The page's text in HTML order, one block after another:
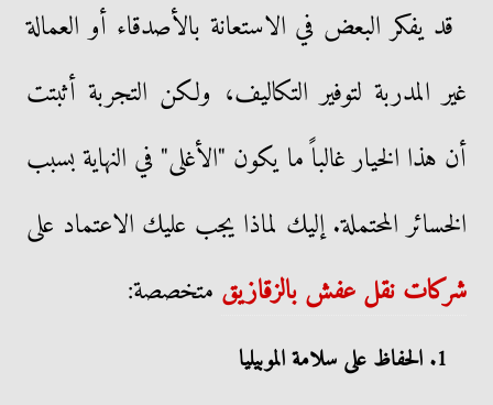
قد يفكر البعض في الاستعانة بالأصدقاء أو العمالة
غير المدربة لتوفير التكاليف، ولكن التجربة أثبتت
أن هذا الخيار غالباً ما يكون "الأغلى" في النهاية بسبب
الخسائر المحتملة. إليك لماذا يجب عليك الاعتماد على
شركات نقل عفش بالزقازيق متخصصة:
1. الحفاظ على سلامة الموبيليا